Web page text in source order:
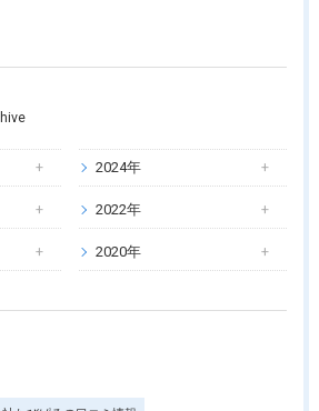
2024年
2022年
2020年